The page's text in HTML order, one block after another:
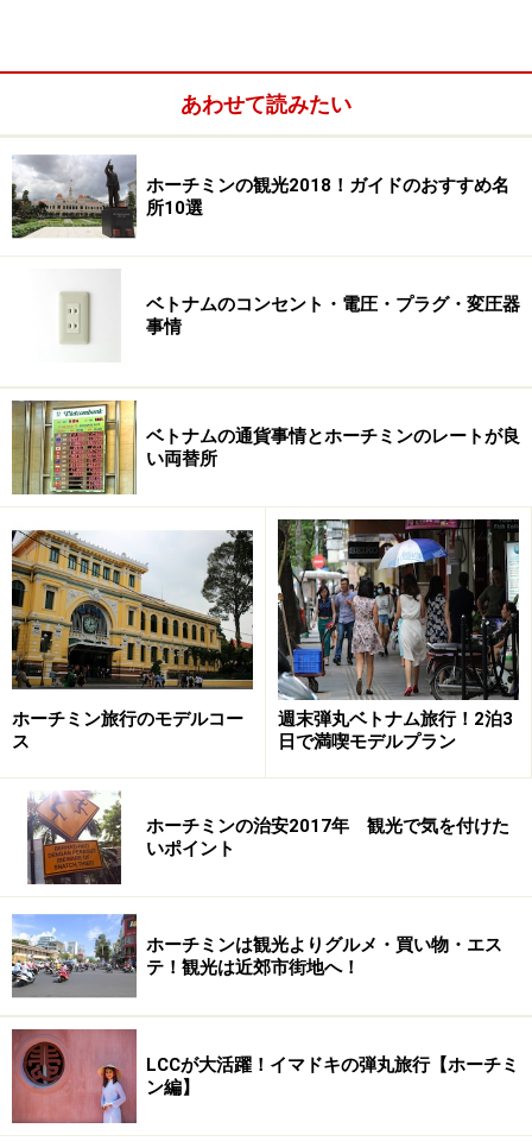
漆のアクセサリーも
漆器細工は本当に種類が豊富です。このお店で女性にお
すすめなのがこちら、イヤリング、チョーカー、ペンダ
ントです。チョーカーは首にフィットするタイプからゆ
ったりしたネックレスタイプまであります。アジアンテ
イストたっぷりの雑貨です。
漆はjapanとも呼ばれています
時代にはニーズというものがあるように、漆器にも流行
というものがあります。現在流行っている漆器は写真の
ようなタマゴの殻を装飾にあしらったものです。いびつ
なデザインから細かく模様が描かれたものまで種類は豊
富で、漆器と言えばシンプルで無愛想という概念はすで
なりますので、よく吟味してお気に入りを見つけだして
ください。
多様な漆器
ティッシュボックス、小物入れ、アクセサリーボック
ス、調味料入れ、名刺置きまで漆器細工の種類は多様で
あわせて読みたい
ホーチミンの観光2018！ガイドのおすすめ名
所10選
ベトナムのコンセント・電圧・プラグ・変圧器
事情
ベトナムの通貨事情とホーチミンのレートが良
い両替所
ホーチミン旅行のモデルコー
ス
週末弾丸ベトナム旅行！2泊3
日で満喫モデルプラン
ホーチミンの治安2017年 観光で気を付けた
いポイント
ホーチミンは観光よりグルメ・買い物・エス
テ！観光は近郊市街地へ！
LCCが大活躍！イマドキの弾丸旅行【ホーチミ
ン編】